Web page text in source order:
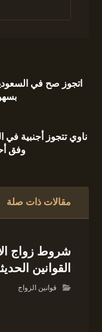
اتجوز صح في
ناوي تتجوز أجنبية في
وفق
مقالات ذات صلة
شروط زواج
القوانين الحديثة
قوانين الزواج